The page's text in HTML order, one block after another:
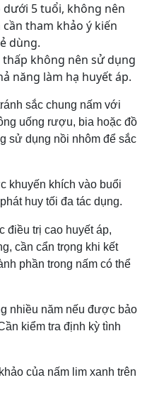
dưới 5 tuổi, không nên
tham khảo ý kiến
dùng.
không nên sử dụng
năng làm hạ huyết áp.
sắc chung nấm với
uống rượu, bia hoặc đồ
sử dụng nồi nhôm để sắc
khuyến khích vào buổi
huy tối đa tác dụng.
điều trị cao huyết áp,
cần cẩn trọng khi kết
phần trong nấm có thể
nhiều năm nếu được bảo
kiểm tra định kỳ tình
của nấm lim xanh trên